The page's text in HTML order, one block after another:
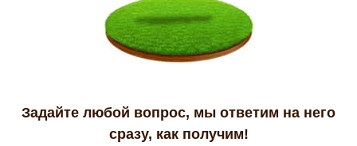
Задайте любой вопрос, мы ответим на него
сразу, как получим!